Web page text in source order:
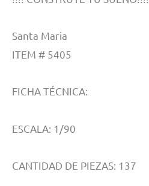
Santa Maria
ITEM # 5405
FICHA TÉCNICA:
ESCALA: 1/90
CANTIDAD DE PIEZAS: 137